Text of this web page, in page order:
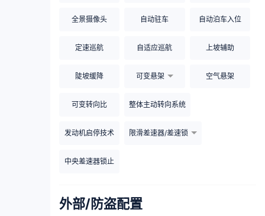
全景摄像头 自动驻车 自动泊车入位
定速巡航 自适应巡航 上坡辅助
陡坡缓降 可变悬架 空气悬架
可变转向比 整体主动转向系统
发动机启停技术 限滑差速器/差速锁
中央差速器锁止
外部/防盗配置